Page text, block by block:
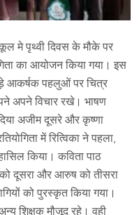
मे पृथ्वी दिवस के मौके पर
का आयोजन किया गया। इस
आकर्षक पहलुओं पर चित्र
अपने विचार रखे। भाषण
अजीम दूसरे और कृष्णा
में रित्विका ने पहला,
किया। कविता पाठ
को दूसरा और आरुष को तीसरा
को पुरस्कृत किया गया।
शिक्षक मौजूद रहे। वही